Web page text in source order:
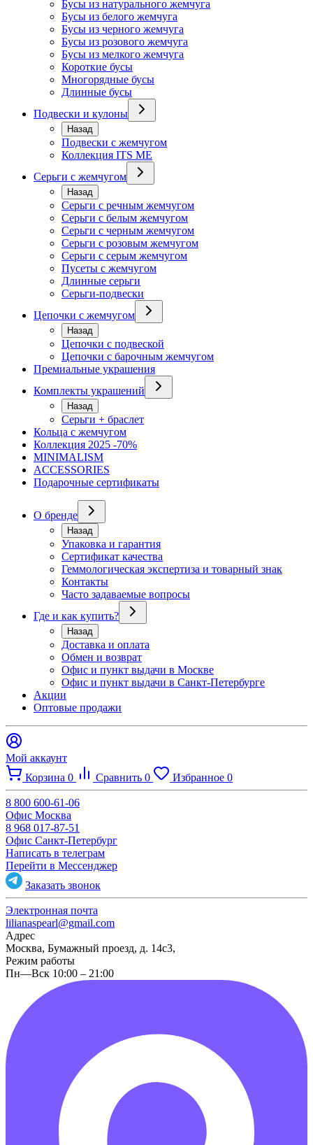
Бусы из натурального жемчуга
Бусы из белого жемчуга
Бусы из черного жемчуга
Бусы из розового жемчуга
Бусы из мелкого жемчуга
Короткие бусы
Многорядные бусы
Длинные бусы
Подвески и кулоны
Назад
Подвески с жемчугом
Коллекция ITS ME
Серьги с жемчугом
Назад
Серьги с речным жемчугом
Серьги с белым жемчугом
Серьги с черным жемчугом
Серьги с розовым жемчугом
Серьги с серым жемчугом
Пусеты с жемчугом
Длинные серьги
Серьги-подвески
Цепочки с жемчугом
Назад
Цепочки с подвеской
Цепочки с барочным жемчугом
Премиальные украшения
Комплекты украшений
Назад
Серьги + браслет
Кольца с жемчугом
Коллекция 2025 -70%
MINIMALISM
ACCESSORIES
Подарочные сертификаты
О бренде
Назад
Упаковка и гарантия
Сертификат качества
Геммологическая экспертиза и товарный знак
Контакты
Часто задаваемые вопросы
Где и как купить?
Назад
Доставка и оплата
Обмен и возврат
Офис и пункт выдачи в Москве
Офис и пункт выдачи в Санкт-Петербурге
Акции
Оптовые продажи
Мой аккаунт
Корзина 0 Сравнить 0 Избранное 0
8 800 600-61-06
Офис Москва
8 968 017-87-51
Офис Санкт-Петербург
Написать в телеграм
Перейти в Мессенджер
Заказать звонок
Электронная почта
lilianaspearl@gmail.com
Адрес
Москва, Бумажный проезд, д. 14с3,
Режим работы
Пн—Вск 10:00 – 21:00